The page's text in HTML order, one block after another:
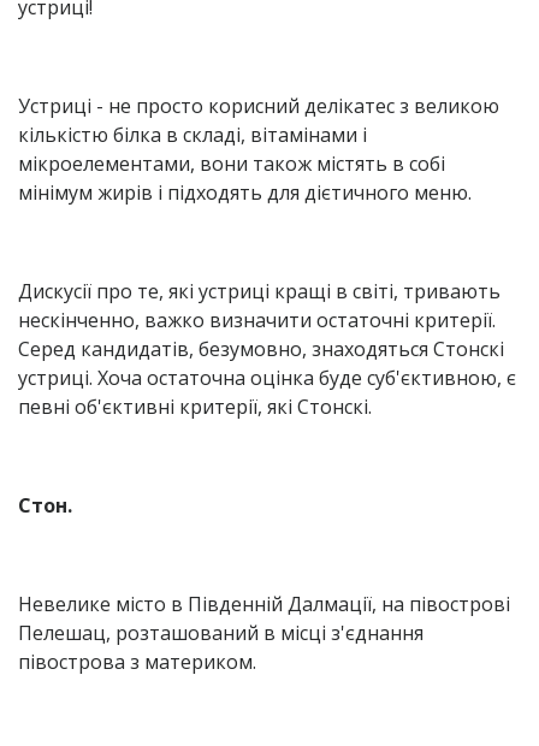
устриці!
Устриці - не просто корисний делікатес з великою
кількістю білка в складі, вітамінами і
мікроелементами, вони також містять в собі
мінімум жирів і підходять для дієтичного меню.
Дискусії про те, які устриці кращі в світі, тривають
нескінченно, важко визначити остаточні критерії.
Серед кандидатів, безумовно, знаходяться Стонскі
устриці. Хоча остаточна оцінка буде суб'єктивною, є
певні об'єктивні критерії, які Стонскі.
Стон.
Невелике місто в Південній Далмації, на півострові
Пелешац, розташований в місці з'єднання
півострова з материком.